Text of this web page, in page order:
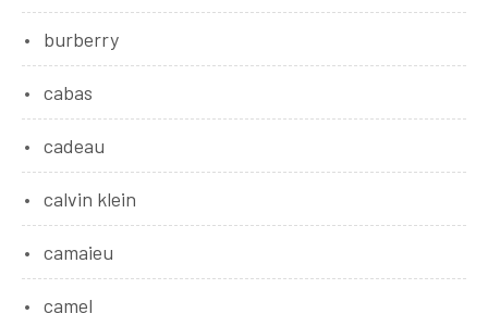
burberry
cabas
cadeau
calvin klein
camaieu
camel